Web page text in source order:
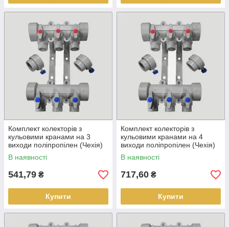
Комплект колекторів з
кульовими кранами на 3
виходи поліпропілен (Чехія)
В наявності
541,79 ₴
Купити
Комплект колекторів з
кульовими кранами на 4
виходи поліпропілен (Чехія)
В наявності
717,60 ₴
Купити